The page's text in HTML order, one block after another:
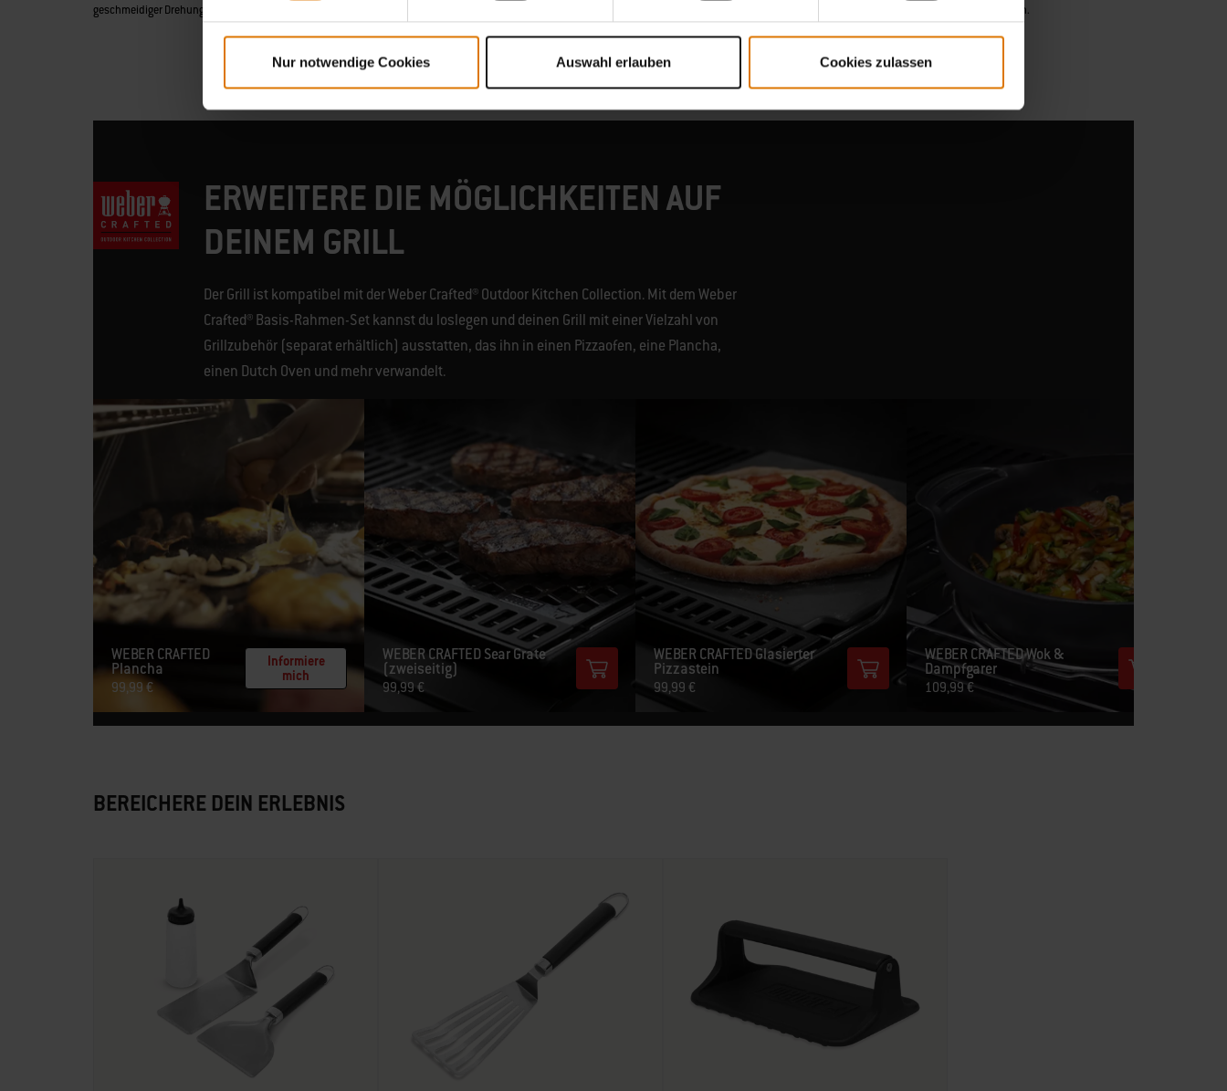
Nur notwendige Cookies Auswahl erlauben Cookies zulassen
geschmeidiger Drehung.
Temperatur direkt am Grill ablesen.
ERWEITERE DIE MÖGLICHKEITEN AUF
DEINEM GRILL
Der Grill ist kompatibel mit der Weber Crafted® Outdoor Kitchen Collection. Mit dem Weber
Crafted® Basis-Rahmen-Set kannst du loslegen und deinen Grill mit einer Vielzahl von
Grillzubehör (separat erhältlich) ausstatten, das ihn in einen Pizzaofen, eine Plancha,
einen Dutch Oven und mehr verwandelt.
WEBER CRAFTED
Plancha
99,99 €
Informiere
mich
WEBER CRAFTED Sear Grate
(zweiseitig)​
99,99 €
WEBER CRAFTED Glasierter
Pizzastein
99,99 €
WEBER CRAFTED Wok &
Dampfgarer
109,99 €
BEREICHERE DEIN ERLEBNIS